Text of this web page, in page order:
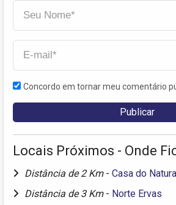
Concordo em tornar meu comentário
Locais Próximos - Onde
Distância de 2 Km - Casa do
Distância de 3 Km - Norte Ervas